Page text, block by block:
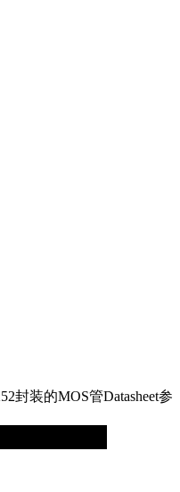
封装的MOS管Datasheet参